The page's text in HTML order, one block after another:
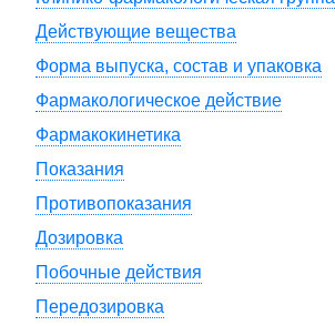
Действующие вещества
Форма выпуска, состав и упаковка
Фармакологическое действие
Фармакокинетика
Показания
Противопоказания
Дозировка
Побочные действия
Передозировка